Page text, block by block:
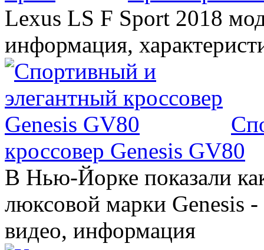
Lexus LS F Sport 2018
информация,
кроссовер Genesis GV80
В Нью-Йорке показали
люксовой марки Genesis
видео, информация